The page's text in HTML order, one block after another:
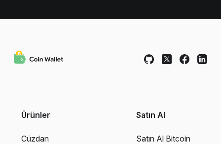
Ürünler
Cüzdan
Satın Al
Satın Al Bitcoin